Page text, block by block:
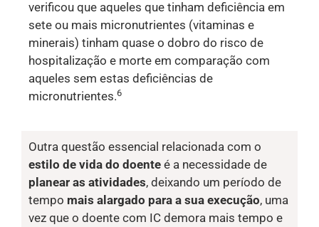
verificou que aqueles que tinham deficiência em
sete ou mais micronutrientes (vitaminas e
minerais) tinham quase o dobro do risco de
hospitalização e morte em comparação com
aqueles sem estas deficiências de
micronutrientes.6
Outra questão essencial relacionada com o
estilo de vida do doente é a necessidade de
planear as atividades, deixando um período de
tempo mais alargado para a sua execução, uma
vez que o doente com IC demora mais tempo e